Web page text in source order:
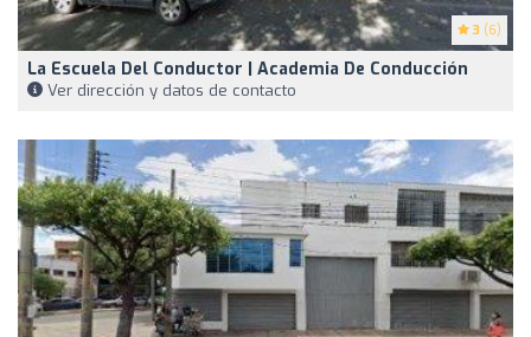
3 (6)
La Escuela Del Conductor | Academia De Conducción
Ver dirección y datos de contacto